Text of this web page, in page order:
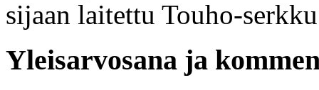
sijaan laitettu Touho-
Yleisarvosana ja